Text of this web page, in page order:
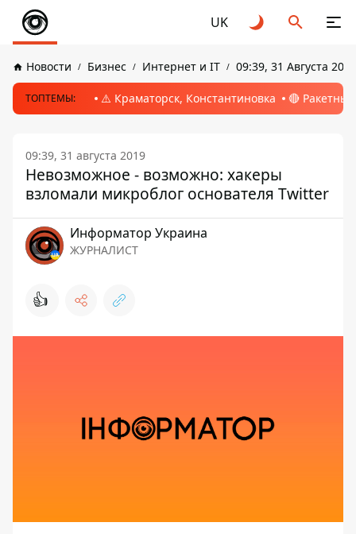
UK
Новости Бизнес Интернет и IT 09:39, 31 Августа 2019
ТОПТЕМЫ: ⚠️ Краматорск, Константиновка 🔴
09:39, 31 августа 2019
Невозможное - возможно: хакеры
взломали микроблог основателя Twitter
Информатор Украина
ЖУРНАЛИСТ
👍